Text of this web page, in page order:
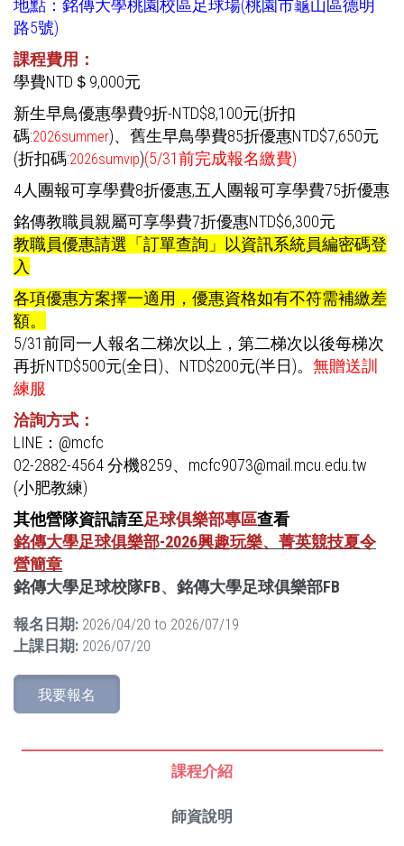
地點：銘傳大學桃園校區足球場(桃園市龜山區德明
路5號)
課程費用：
學費NTD＄9,000元
新生早鳥優惠學費9折-NTD$8,100元(折扣
碼:2026summer)、舊生早鳥學費85折優惠NTD$7,650元
(折扣碼:2026sumvip)(5/31前完成報名繳費)
4人團報可享學費8折優惠,五人團報可享學費75折優惠
銘傳教職員親屬可享學費7折優惠NTD$6,300元
教職員優惠請選「訂單查詢」以資訊系統員編密碼登
入
各項優惠方案擇一適用，優惠資格如有不符需補繳差
額。
5/31前同一人報名二梯次以上，第二梯次以後每梯次
再折NTD$500元(全日)、NTD$200元(半日)。 無贈送訓
練服
洽詢方式：
LINE：@mcfc
02-2882-4564 分機8259、mcfc9073@mail.mcu.edu.tw
(小肥教練)
其他營隊資訊請至足球俱樂部專區查看
銘傳大學足球俱樂部-2026興趣玩樂、菁英競技夏令
營簡章
銘傳大學足球校隊FB、 銘傳大學足球俱樂部FB
報名日期: 2026/04/20 to 2026/07/19
上課日期: 2026/07/20
我要報名
課程介紹
師資說明